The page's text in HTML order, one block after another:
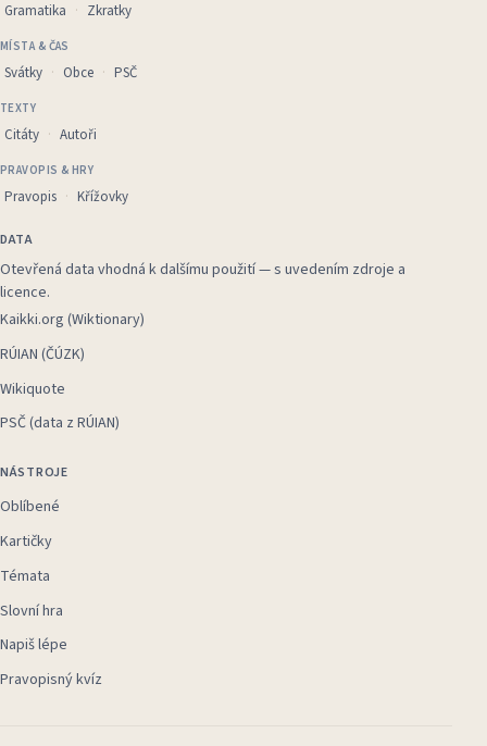
Gramatika
Zkratky
MÍSTA & ČAS
Svátky Obce PSČ
TEXTY
Citáty Autoři
PRAVOPIS & HRY
Pravopis Křížovky
DATA
Otevřená data vhodná k dalšímu použití — s uvedením zdroje a
licence.
Kaikki.org (Wiktionary)
RÚIAN (ČÚZK)
Wikiquote
PSČ (data z RÚIAN)
NÁSTROJE
Oblíbené
Kartičky
Témata
Slovní hra
Napiš lépe
Pravopisný kvíz